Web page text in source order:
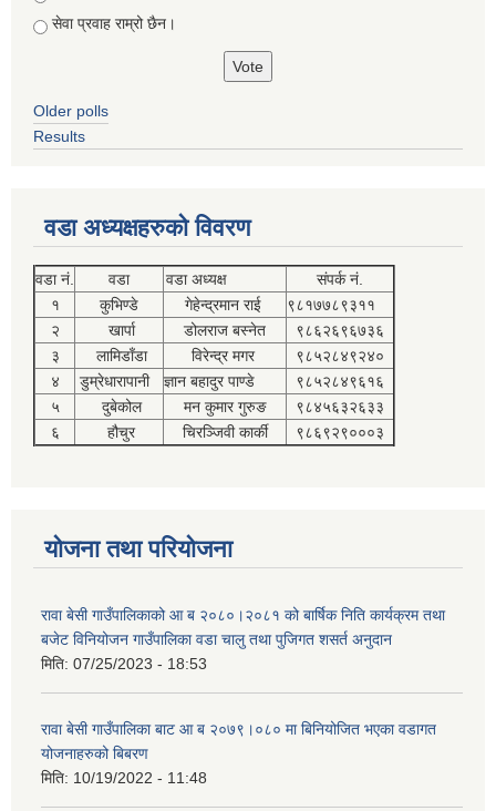
सेवा प्रवाह राम्रो छैन।
Older polls
Results
वडा अध्यक्षहरुको विवरण
वडा नं. वडा वडा अध्यक्ष
संपर्क नं.
१
कुभिण्डे गेहेन्द्रमान राई
९८१७७८९३११
२
खार्पा डोलराज बस्नेत
९८६२६९६७३६
३
लामिडाँडा विरेन्द्र मगर
९८५२८४९२४०
४
डुम्रेधारापानी ज्ञान बहादुर पाण्डे
९८५२८४९६१६
५
दुबेकोल मन कुमार गुरुङ
९८४५६३२६३३
६
हौचुर चिरञ्जिवी कार्की ९८६९२९०००३
योजना तथा परियोजना
रावा बेसी गाउँपालिकाको आ ब २०८०।२०८१ को बार्षिक निति कार्यक्रम तथा
बजेट विनियोजन गाउँपालिका वडा चालु तथा पुजिगत शसर्त अनुदान
मिति: 07/25/2023 - 18:53
रावा बेसी गाउँपालिका बाट आ ब २०७९।०८० मा बिनियोजित भएका वडागत
योजनाहरुको बिबरण
मिति: 10/19/2022 - 11:48